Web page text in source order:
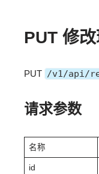
PUT 修
PUT /v1/api/
请求参数
名称
id